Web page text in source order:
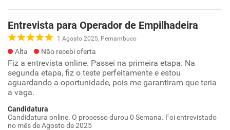
Entrevista para Operador de Empilhadeira
1 Agosto 2025, Pernambuco
Alta Não recebi oferta
Fiz a entrevista online. Passei na primeira etapa. Na
segunda etapa, fiz o teste perfeitamente e estou
aguardando a oportunidade, pois me garantiram que teria
a vaga.
Candidatura
Candidatura online. O processo durou 0 Semana. Foi entrevistado
no mês de Agosto de 2025